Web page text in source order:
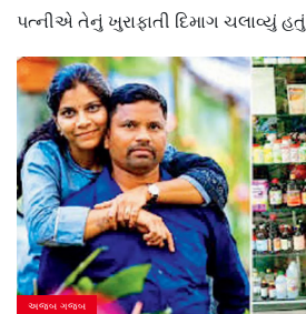
પત્નીએ તેનું ખુરાફાતી દિમાગ ચલાવ્યું હતું
અજબ ગજબ